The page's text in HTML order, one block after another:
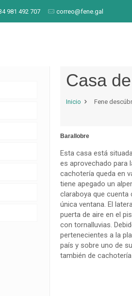
981 492 707 correo@fene.gal
Casa
Inicio Fene
Barallobre
Esta casa está
es aprovechado para
cachotería queda en
tiene apegado un
claraboya que cuenta
única ventana. El
puerta de aire en el
con tornalluvias.
pertenecientes a la
país y sobre uno de
también de